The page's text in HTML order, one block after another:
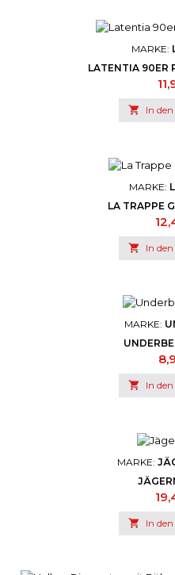
MARKE:
LATENTIA 90ER
 In
MARKE:
LA TRAPPE
 In
MARKE:
 In
MARKE:
 In